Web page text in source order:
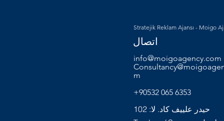
اتصال
info@moigoagency.com
m
+90532 065 6353
حيدر علييف كاد. لا: 102
Stratejik Reklam Ajansı - Moigo